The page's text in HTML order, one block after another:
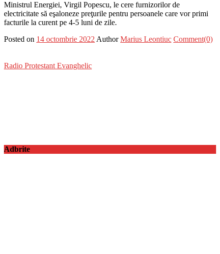
Ministrul Energiei, Virgil Popescu, le cere furnizorilor de
electricitate să eşaloneze preţurile pentru persoanele care vor primi
facturile la curent pe 4-5 luni de zile.
Posted on 14 octombrie 2022 Author Marius Leontiuc Comment(0)
Radio Protestant Evanghelic
Adbrite